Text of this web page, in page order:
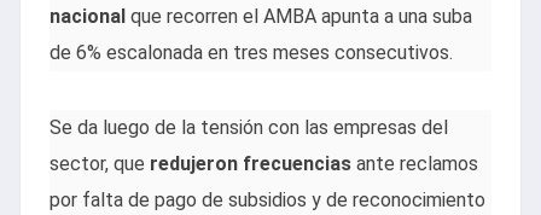
nacional que recorren el AMBA apunta a una suba
de 6% escalonada en tres meses consecutivos.
Se da luego de la tensión con las empresas del
sector, que redujeron frecuencias ante reclamos
por falta de pago de subsidios y de reconocimiento